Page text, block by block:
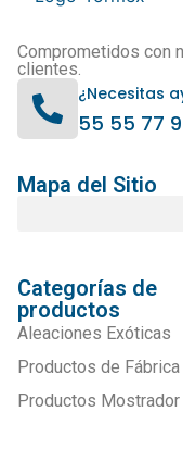
Comprometidos con
clientes.
¿Necesitas
55 55 77
Mapa del Sitio
Categorías de
productos
Aleaciones Exóticas
Productos de Fábrica
Productos Mostrador